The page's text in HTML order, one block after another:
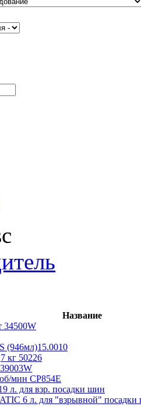
Название
34500W
(946мл)15.0010
кг 50226
мин СР854Е
л. для взр. посадки шин
6 л. для "взрывной"